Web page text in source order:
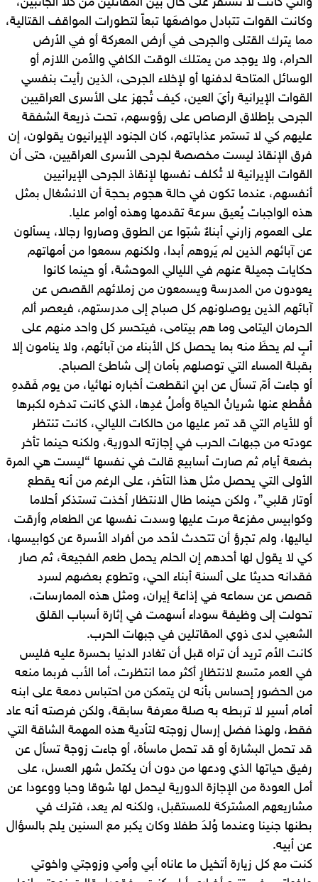
وكانت القوات تتبادل مواضعَها تبعاً لتطورات المواقف القتالية،
مما يترك القتلى والجرحى في أرض المعركة أو في الأرض
الحرام، ولا يوجد من يمتلك الوقت الكافي والأمن اللازم أو
الوسائل المتاحة لدفنها أو لإخلاء الجرحى، الذين رأيت بنفسي
القوات الإيرانية رأيَ العين، كيف تُجهز على الأسرى العراقيين
الجرحى بإطلاق الرصاص على رؤوسهم، تحت ذريعة الشفقة
عليهم كي لا تستمر عذاباتهم، كان الجنود الإيرانيون يقولون، إن
فرق الإنقاذ ليست مخصصة لجرحى الأسرى العراقيين، حتى أن
القوات الإيرانية لا تُكلف نفسها لإنقاذ الجرحى الإيرانيين
أنفسهم، عندما تكون في حالة هجوم بحجة أن الانشغال بمثل
هذه الواجبات يُعيق سرعة تقدمها وهذه أوامر عليا.
على العموم زارني أبناءٌ شبّوا عن الطوق وصاروا رجالا، يسألون
عن آبائهم الذين لم يَروهم أبدا، ولكنهم سمعوا من أمهاتهم
حكايات جميلة عنهم في الليالي الموحشة، أو حينما كانوا
يعودون من المدرسة ويسمعون من زملائهم القصص عن
آبائهم الذين يوصلونهم كل صباح إلى مدرستهم، فيعصر ألم
الحرمان اليتامى وما هم بيتامى، فيتحسر كل واحد منهم على
أبٍ لم يحظَ منه بما يحصل كل الأبناء من آبائهم، ولا ينامون إلا
بقبلة المساء التي توصلهم بأمان إلى شاطئ الصباح.
أو جاءت أمّ تسأل عن ابنٍ انقطعت أخباره نهائيا، من يوم فَقدهِ
فقُطع عنها شريانُ الحياة وأملُ غدِها، الذي كانت تدخره لكبرها
أو للأيام التي قد تمر عليها من حالكات الليالي، كانت تنتظر
عودته من جبهات الحرب في إجازته الدورية، ولكنه حينما تأخر
بضعة أيام ثم صارت أسابيع قالت في نفسها “ليست هي المرة
الأولى التي يحصل مثل هذا التأخر، على الرغم من أنه يقطع
أوتار قلبي”، ولكن حينما طال الانتظار أخذت تستذكر أحلاما
وكوابيس مفزعة مرت عليها وسدت نفسها عن الطعام وأرقت
لياليها، ولم تجرؤ أن تتحدث لأحد من أفراد الأسرة عن كوابيسها،
كي لا يقول لها أحدهم إن الحلم يحمل طعم الفجيعة، ثم صار
فقدانه حديثا على ألسنة أبناء الحي، وتطوع بعضهم لسرد
قصص عن سماعه في إذاعة إيران، ومثل هذه الممارسات،
تحولت إلى وظيفة سوداء أسهمت في إثارة أسباب القلق
الشعبي لدى ذوي المقاتلين في جبهات الحرب.
كانت الأم تريد أن تراه قبل أن تغادر الدنيا بحسرة عليه فليس
في العمر متسع لانتظارٍ أكثر مما انتظرت، أما الأب فربما منعه
من الحضور إحساس بأنه لن يتمكن من احتباس دمعة على ابنه
أمام أسير لا تربطه به صلة معرفة سابقة، ولكن فرصته أنه عاد
فقط، ولهذا فضل إرسال زوجته لتأدية هذه المهمة الشاقة التي
قد تحمل البشارة أو قد تحمل ماسأة، أو جاءت زوجة تسأل عن
رفيق حياتها الذي ودعها من دون أن يكتمل شهر العسل، على
أمل العودة من الإجازة الدورية ليحمل لها شوقا وحبا ووعودا عن
مشاريعهم المشتركة للمستقبل، ولكنه لم يعد، فترك في
بطنها جنينا وعندما وُلدَ طفلا وكان يكبر مع السنين يلح بالسؤال
عن أبيه.
كنت مع كل زيارة أتخيل ما عاناه أبي وأمي وزوجتي واخوتي